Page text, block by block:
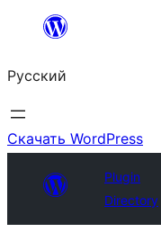
Перейти
содержимому
Русский
Скачать WordPress
Plugin
Directory